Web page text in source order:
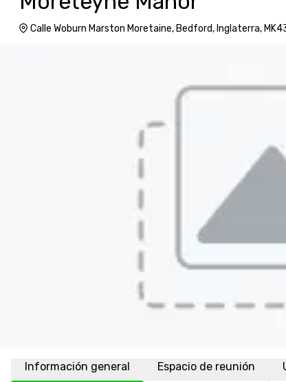
Calle Woburn Marston Moretaine, Bedford, Inglaterra,
Información general Espacio de reunión